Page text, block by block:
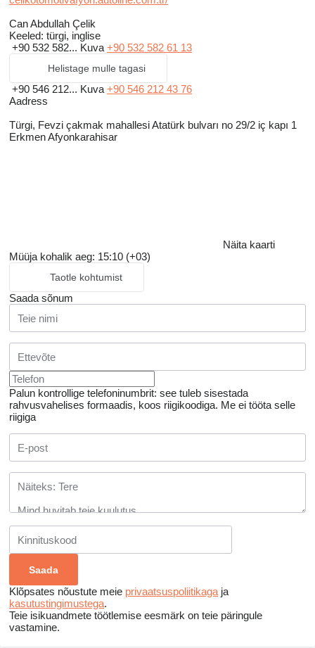
Can Abdullah Çelik
Keeled: türgi, inglise
+90 532 582... Kuva +90 532 582 61 13
Helistage mulle tagasi
+90 546 212... Kuva +90 546 212 43 76
Aadress
Türgi, Fevzi çakmak mahallesi Atatürk bulvarı no 29/2 iç kapı 1
Erkmen Afyonkarahisar
Näita kaarti
Müüja kohalik aeg: 15:10 (+03)
Taotle kohtumist
Saada sõnum
Palun kontrollige telefoninumbrit: see tuleb sisestada
rahvusvahelises formaadis, koos riigikoodiga. Me ei tööta selle
riigiga
Klõpsates nõustute meie privaatsuspoliitikaga ja
kasutustingimustega.
Teie isikuandmete töötlemise eesmärk on teie päringule
vastamine.